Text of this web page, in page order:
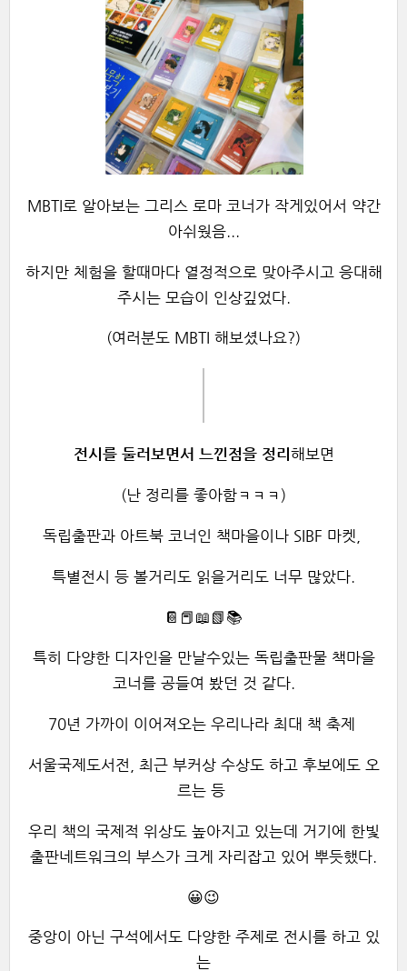
MBTI로 알아보는 그리스 로마 코너가 작게있어서 약간
아쉬웠음...
하지만 체험을 할때마다 열정적으로 맞아주시고 응대해
주시는 모습이 인상깊었다.
(여러분도 MBTI 해보셨나요?)
전시를 둘러보면서 느낀점을 정리 해보면
(난 정리를 좋아함ㅋㅋㅋ)
독립출판과 아트북 코너인 책마을이나 SIBF 마켓,
특별전시 등 볼거리도 읽을거리도 너무 많았다.
📔📕📖📗📚
특히 다양한 디자인을 만날수있는 독립출판물 책마을
코너를 공들여 봤던 것 같다.
70년 가까이 이어져오는 우리나라 최대 책 축제
서울국제도서전, 최근 부커상 수상도 하고 후보에도 오
르는 등
우리 책의 국제적 위상도 높아지고 있는데 거기에 한빛
출판네트워크의 부스가 크게 자리잡고 있어 뿌듯했다.
😀😉
중앙이 아닌 구석에서도 다양한 주제로 전시를 하고 있
는